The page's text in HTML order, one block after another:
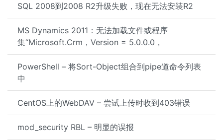
SQL 2008到2008 R2升级失败，现在无法安装R2
MS Dynamics 2011：无法加载文件或程序
集“Microsoft.Crm，Version = 5.0.0.0，
PowerShell – 将Sort-Object组合到pipe道命令列表
中
CentOS上的WebDAV – 尝试上传时收到403错误
mod_security RBL – 明显的误报